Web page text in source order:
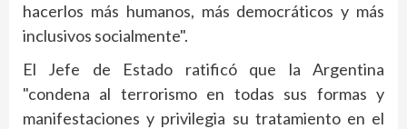
hacerlos más humanos, más democráticos y más
inclusivos socialmente".
El Jefe de Estado ratificó que la Argentina
"condena al terrorismo en todas sus formas y
manifestaciones y privilegia su tratamiento en el